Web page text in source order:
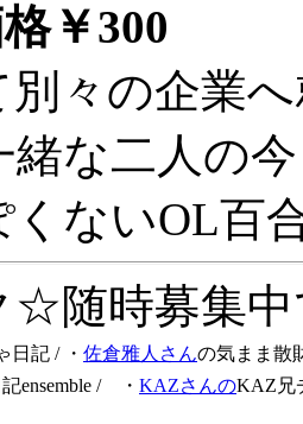
￥300
別々の企業
緒な二人の
くないOL百
☆随時募集
日記 / ・ 佐倉雅人さんの気まま散
ensemble / ・ KAZさんのKAZ兄